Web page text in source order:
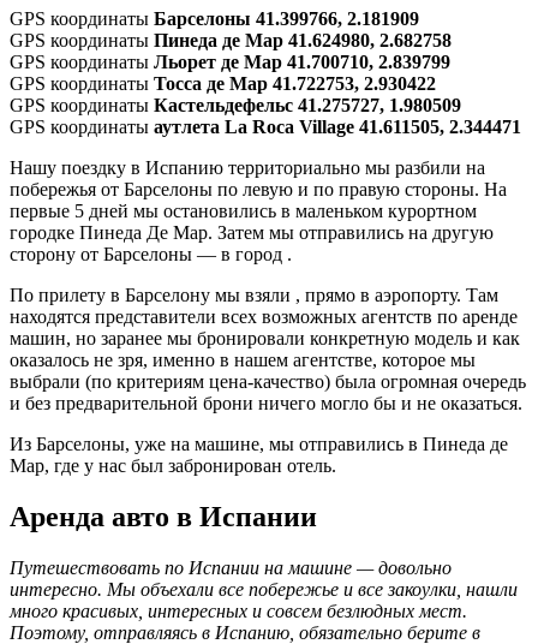
GPS координаты Барселоны 41.399766, 2.181909
GPS координаты Пинеда де Мар 41.624980, 2.682758
GPS координаты Льорет де Мар 41.700710, 2.839799
GPS координаты Тосса де Мар 41.722753, 2.930422
GPS координаты Кастельдефельс 41.275727, 1.980509
GPS координаты аутлета La Roca Village 41.611505, 2.344471
Нашу поездку в Испанию территориально мы разбили на
побережья от Барселоны по левую и по правую стороны. На
первые 5 дней мы остановились в маленьком курортном
городке Пинеда Де Мар. Затем мы отправились на другую
сторону от Барселоны — в город .
По прилету в Барселону мы взяли , прямо в аэропорту. Там
находятся представители всех возможных агентств по аренде
машин, но заранее мы бронировали конкретную модель и как
оказалось не зря, именно в нашем агентстве, которое мы
выбрали (по критериям цена-качество) была огромная очередь
и без предварительной брони ничего могло бы и не оказаться.
Из Барселоны, уже на машине, мы отправились в Пинеда де
Мар, где у нас был забронирован отель.
Аренда авто в Испании
Путешествовать по Испании на машине — довольно
интересно. Мы объехали все побережье и все закоулки, нашли
много красивых, интересных и совсем безлюдных мест.
Поэтому, отправляясь в Испанию, обязательно берите в